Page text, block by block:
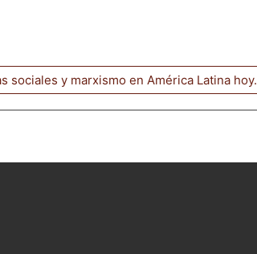
sociales y marxismo en América Latina hoy.